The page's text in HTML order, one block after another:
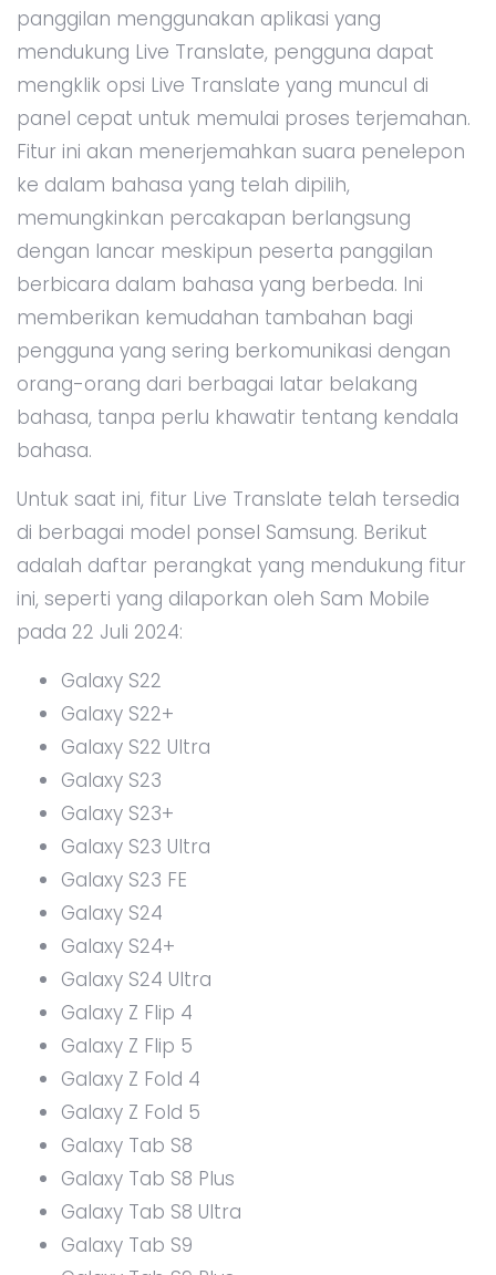
panggilan menggunakan aplikasi yang
mendukung Live Translate, pengguna dapat
mengklik opsi Live Translate yang muncul di
panel cepat untuk memulai proses terjemahan.
Fitur ini akan menerjemahkan suara penelepon
ke dalam bahasa yang telah dipilih,
memungkinkan percakapan berlangsung
dengan lancar meskipun peserta panggilan
berbicara dalam bahasa yang berbeda. Ini
memberikan kemudahan tambahan bagi
pengguna yang sering berkomunikasi dengan
orang-orang dari berbagai latar belakang
bahasa, tanpa perlu khawatir tentang kendala
bahasa.
Untuk saat ini, fitur Live Translate telah tersedia
di berbagai model ponsel Samsung. Berikut
adalah daftar perangkat yang mendukung fitur
ini, seperti yang dilaporkan oleh Sam Mobile
pada 22 Juli 2024:
Galaxy S22
Galaxy S22+
Galaxy S22 Ultra
Galaxy S23
Galaxy S23+
Galaxy S23 Ultra
Galaxy S23 FE
Galaxy S24
Galaxy S24+
Galaxy S24 Ultra
Galaxy Z Flip 4
Galaxy Z Flip 5
Galaxy Z Fold 4
Galaxy Z Fold 5
Galaxy Tab S8
Galaxy Tab S8 Plus
Galaxy Tab S8 Ultra
Galaxy Tab S9